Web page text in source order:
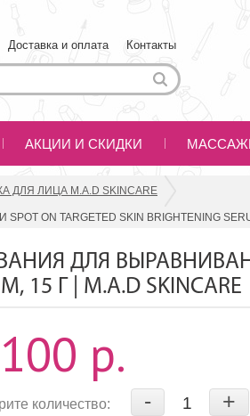
Доставка и оплата Контакты
АКЦИИ И СКИДКИ
ДЛЯ ЛИЦА M.A.D SKINCARE
TARGETED SKIN BRIGHTENING
ДЛЯ
15 Г | M.A.D SKINCARE
р.
количество: - +